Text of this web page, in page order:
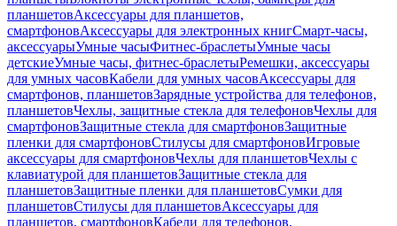
планшетовАксессуары для планшетов,
смартфоновАксессуары для электронных книгСмарт-часы,
аксессуарыУмные часыФитнес-браслетыУмные часы
детскиеУмные часы, фитнес-браслетыРемешки, аксессуары
для умных часовКабели для умных часовАксессуары для
смартфонов, планшетовЗарядные устройства для телефонов,
планшетовЧехлы, защитные стекла для телефоновЧехлы для
смартфоновЗащитные стекла для смартфоновЗащитные
пленки для смартфоновСтилусы для смартфоновИгровые
аксессуары для смартфоновЧехлы для планшетовЧехлы с
клавиатурой для планшетовЗащитные стекла для
планшетовЗащитные пленки для планшетовСумки для
планшетовСтилусы для планшетовАксессуары для
планшетов, смартфоновКабели для телефонов,